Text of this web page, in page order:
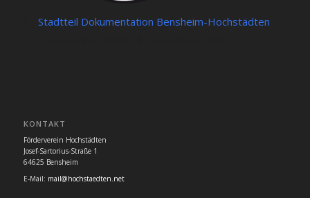
Stadtteil Dokumentation Bensheim-Hochstädten
KONTAKT
Förderverein Hochstädten
Josef-Sartorius-Straße 1
64625 Bensheim
E-Mail: mail@hochstaedten.net